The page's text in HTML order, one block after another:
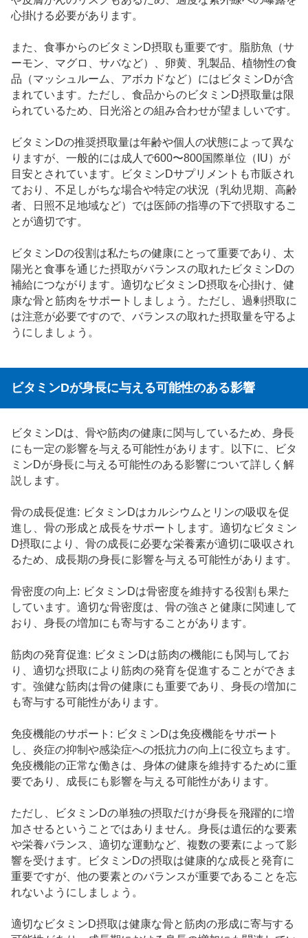
心掛ける必要があります。
また、食事からのビタミンD摂取も重要です。脂肪魚（サ
ーモン、マグロ、サバなど）、卵黄、乳製品、植物性の食
品（マッシュルーム、アボカドなど）にはビタミンDが含
まれています。ただし、食品からのビタミンD摂取量は限
られているため、日光浴との組み合わせが望ましいです。
ビタミンDの推奨摂取量は年齢や個人の状態によって異な
りますが、一般的には成人で600〜800国際単位（IU）が
目安とされています。ビタミンDサプリメントも市販され
ており、不足しがちな場合や特定の状況（乳幼児期、高齢
者、日照不足地域など）では医師の指導の下で摂取するこ
とが適切です。
ビタミンDの役割は私たちの健康にとって重要であり、太
陽光と食事を通じた摂取がバランスの取れたビタミンDの
補給につながります。適切なビタミンD摂取を心掛け、健
康な骨と筋肉をサポートしましょう。ただし、過剰摂取に
は注意が必要ですので、バランスの取れた摂取量を守るよ
うにしましょう。
ビタミンDが身長に与える可能性のある影響
ビタミンDは、骨や筋肉の健康に関与しているため、身長
にも一定の影響を与える可能性があります。以下に、ビタ
ミンDが身長に与える可能性のある影響について詳しく解
説します。
骨の成長促進: ビタミンDはカルシウムとリンの吸収を促
進し、骨の形成と成長をサポートします。適切なビタミン
D摂取により、骨の成長に必要な栄養素が適切に吸収され
るため、成長期の身長に影響を与える可能性があります。
骨密度の向上: ビタミンDは骨密度を維持する役割も果た
しています。適切な骨密度は、骨の強さと健康に関連して
おり、身長の増加にも寄与することがあります。
筋肉の発育促進: ビタミンDは筋肉の機能にも関与してお
り、適切な摂取により筋肉の発育を促進することができま
す。強健な筋肉は骨の健康にも重要であり、身長の増加に
も寄与する可能性があります。
免疫機能のサポート: ビタミンDは免疫機能をサポート
し、炎症の抑制や感染症への抵抗力の向上に役立ちます。
免疫機能の正常な働きは、身体の健康を維持するために重
要であり、成長にも影響を与える可能性があります。
ただし、ビタミンDの単独の摂取だけが身長を飛躍的に増
加させるということではありません。身長は遺伝的な要素
や栄養バランス、適切な運動など、複数の要素によって影
響を受けます。ビタミンDの摂取は健康的な成長と発育に
重要ですが、他の要素とのバランスが重要であることを忘
れないようにしましょう。
適切なビタミンD摂取は健康な骨と筋肉の形成に寄与する